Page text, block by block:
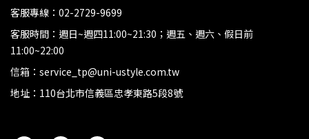
客服專線：02-2729-9699
客服時間：週日~週四11:00~21:30；週五、週六、假日前
11:00~22:00
信箱：service_tp@uni-ustyle.com.tw
地址：110台北市信義區忠孝東路5段8號